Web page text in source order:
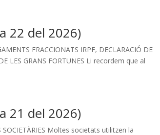
22 del 2026)
FRACCIONATS IRPF, DECLARACIÓ DE
LES GRANS FORTUNES Li recordem que al
21 del 2026)
SOCIETÀRIES Moltes societats utilitzen la